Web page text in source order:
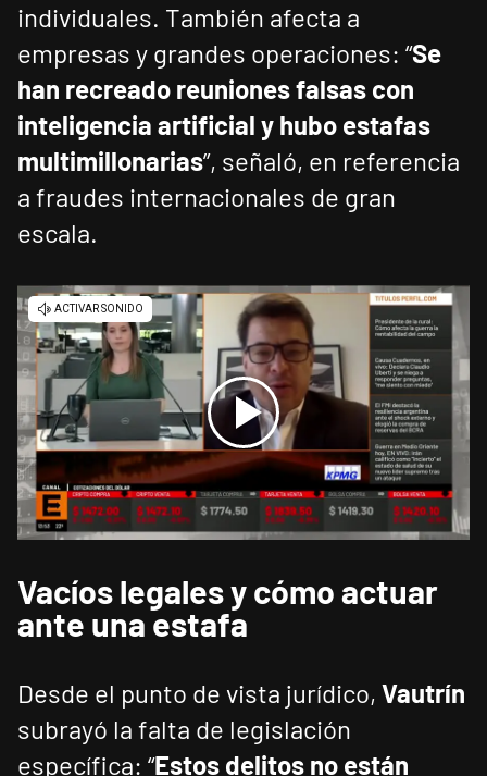
individuales. También afecta a
empresas y grandes operaciones: “Se
han recreado reuniones falsas con
inteligencia artificial y hubo estafas
multimillonarias”, señaló, en referencia
a fraudes internacionales de gran
escala.
Vacíos legales y cómo actuar
ante una estafa
Desde el punto de vista jurídico, Vautrín
subrayó la falta de legislación
específica: “Estos delitos no están